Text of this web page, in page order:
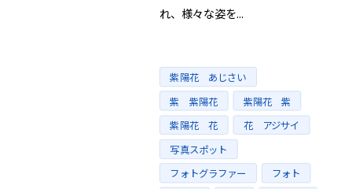
れ、様々な姿を...
Tags
紫陽花 あじさい
紫 紫陽花
紫陽花 紫
紫陽花 花
花 アジサイ
写真スポット
フォトグラファー
フォト